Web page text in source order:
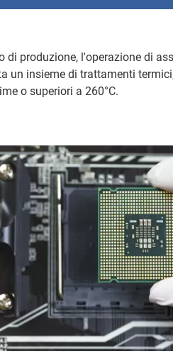
di produzione, l'operazione di
un insieme di trattamenti
o superiori a 260°C.